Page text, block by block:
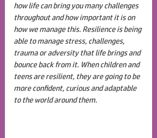
how life can bring you many challenges
throughout and how important it is on
how we manage this. Resilience is being
able to manage stress, challenges,
trauma or adversity that life brings and
bounce back from it. When children and
teens are resilient, they are going to be
more confident, curious and adaptable
to the world around them.